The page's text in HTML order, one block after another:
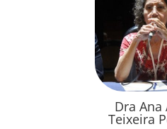
Dra Ana
Teixeira